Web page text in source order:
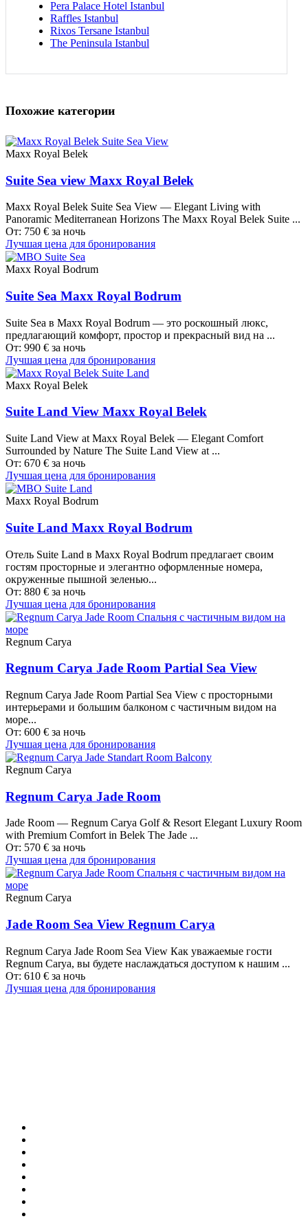
Pera Palace Hotel Istanbul
Raffles Istanbul
Rixos Tersane Istanbul
The Peninsula Istanbul
Похожие категории
Maxx Royal Belek
Suite Sea view Maxx Royal Belek
Maxx Royal Belek Suite Sea View — Elegant Living with
Panoramic Mediterranean Horizons The Maxx Royal Belek Suite ...
От: 750 € за ночь
Лучшая цена для бронирования
Maxx Royal Bodrum
Suite Sea Maxx Royal Bodrum
Suite Sea в Maxx Royal Bodrum — это роскошный люкс,
предлагающий комфорт, простор и прекрасный вид на ...
От: 990 € за ночь
Лучшая цена для бронирования
Maxx Royal Belek
Suite Land View Maxx Royal Belek
Suite Land View at Maxx Royal Belek — Elegant Comfort
Surrounded by Nature The Suite Land View at ...
От: 670 € за ночь
Лучшая цена для бронирования
Maxx Royal Bodrum
Suite Land Maxx Royal Bodrum
Отель Suite Land в Maxx Royal Bodrum предлагает своим
гостям просторные и элегантно оформленные номера,
окруженные пышной зеленью...
От: 880 € за ночь
Лучшая цена для бронирования
Regnum Carya
Regnum Carya Jade Room Partial Sea View
Regnum Carya Jade Room Partial Sea View с просторными
интерьерами и большим балконом с частичным видом на
море...
От: 600 € за ночь
Лучшая цена для бронирования
Regnum Carya
Regnum Carya Jade Room
Jade Room — Regnum Carya Golf & Resort Elegant Luxury Room
with Premium Comfort in Belek The Jade ...
От: 570 € за ночь
Лучшая цена для бронирования
Regnum Carya
Jade Room Sea View Regnum Carya
Regnum Carya Jade Room Sea View Как уважаемые гости
Regnum Carya, вы будете наслаждаться доступом к нашим ...
От: 610 € за ночь
Лучшая цена для бронирования